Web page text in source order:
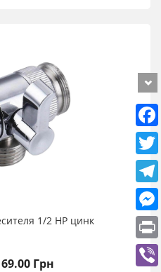
1/2 НР цинк
Грн